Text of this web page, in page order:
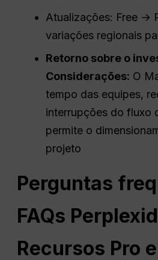
Atualizações: Free →
variações regionais
Retorno sobre o
Considerações: O
tempo das equipes,
interrupções do fluxo
permite o
projeto
Perguntas
FAQs
Recursos Pro